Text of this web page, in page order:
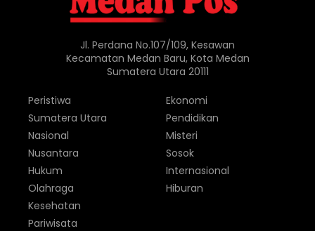
Jl. Perdana No.107/109, Kesawan
Kecamatan Medan Baru, Kota Medan
Sumatera Utara 20111
Peristiwa
Sumatera Utara
Nasional
Nusantara
Hukum
Olahraga
Ekonomi
Pendidikan
Misteri
Sosok
Internasional
Hiburan
Kesehatan
Pariwisata